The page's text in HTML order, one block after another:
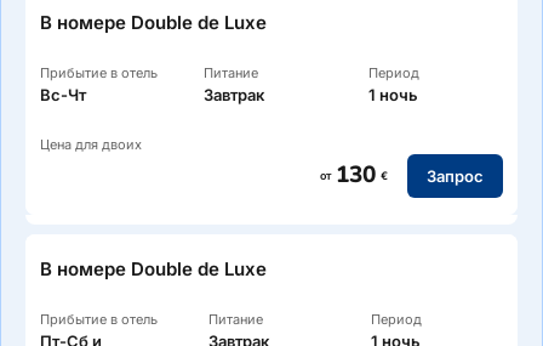
В номере Double de Luxe
Прибытие в отель
Вс-Чт
Питание
Завтрак
Период
1 ночь
Цена для двоих
от 130 € Запрос
В номере Double de Luxe
Прибытие в отель
Пт-Сб и
Питание
Завтрак
Период
1 ночь